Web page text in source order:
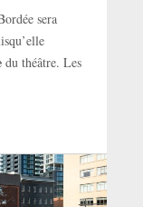
sera
du théâtre. Les